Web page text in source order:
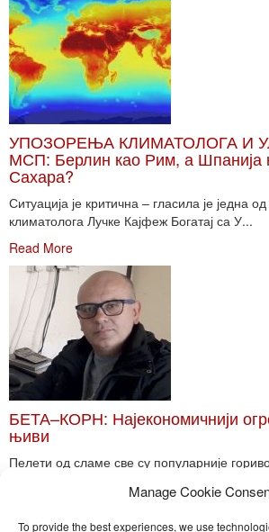
Manage Cookie
To provide the best experiences, we use
УПОЗОРЕЊА КЛИМАТОЛОГА И
МСП: Берлин као Рим, а Шпанија
Сахара?
Ситуација је критична – гласила је једна
климатолога Лучке Кајфеж Богатај са У...
Read More
БЕТА–КОРН: Најекономичнији
њиви
Пелети од сламе све су популарније